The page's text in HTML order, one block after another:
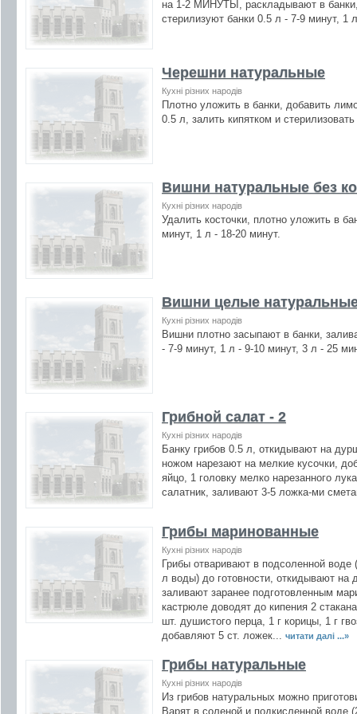
на 1-2 МИНУТЫ, раскладывают в
стерилизуют банки 0.5 л - 7-9 минут, 1
Черешни натуральные
Кухні різних народів
Плотно уложить в банки, добавить
0.5 л, залить кипятком и
Вишни натуральные без
Кухні різних народів
Удалить косточки, плотно уложить в
минут, 1 л - 18-20 минут.
Вишни целые
Кухні різних народів
Вишни плотно засыпают в банки,
- 7-9 минут, 1 л - 9-10 минут, 3 л - 25
Грибной салат - 2
Кухні різних народів
Банку грибов 0.5 л, откидывают на
ножом нарезают на мелкие кусочки,
яйцо, 1 головку мелко нарезанного
салатник, заливают 3-5 ложка-ми
Грибы маринованные
Кухні різних народів
Грибы отваривают в подсоленной
л воды) до готовности, откидывают на
заливают заранее подготовленным
кастрюле доводят до кипения 2
шт. душистого перца, 1 г корицы, 1 г
добавляют 5 ст. ложек...
читати далі ...»
Грибы натуральные
Кухні різних народів
Из грибов натуральных можно
Варят в соленой и подкисленной воде